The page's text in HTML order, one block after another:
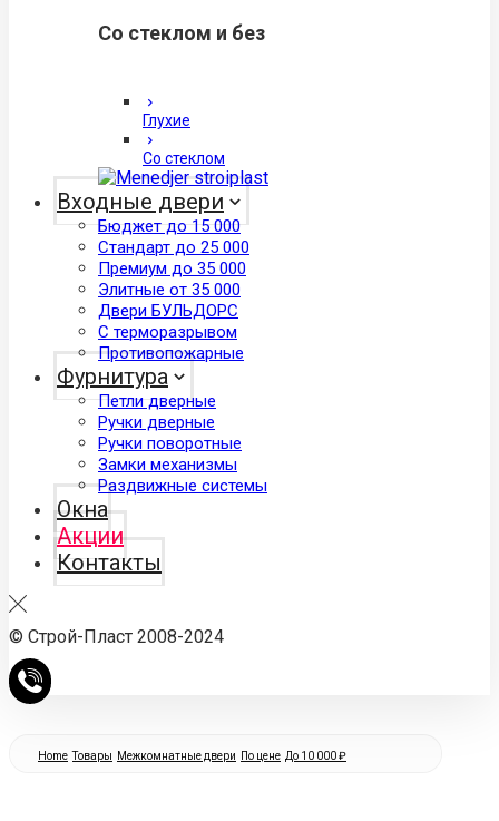
Со стеклом и без
Глухие
Со стеклом
Входные двери
Бюджет до 15 000
Стандарт до 25 000
Премиум до 35 000
Элитные от 35 000
Двери БУЛЬДОРС
С терморазрывом
Противопожарные
Фурнитура
Петли дверные
Ручки дверные
Ручки поворотные
Замки механизмы
Раздвижные системы
Окна
Акции
Контакты
© Строй-Пласт 2008-2024
Home Товары Межкомнатные двери По цене До 10 000 ₽